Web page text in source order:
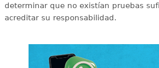
determinar que no existían pruebas
acreditar su responsabilidad.